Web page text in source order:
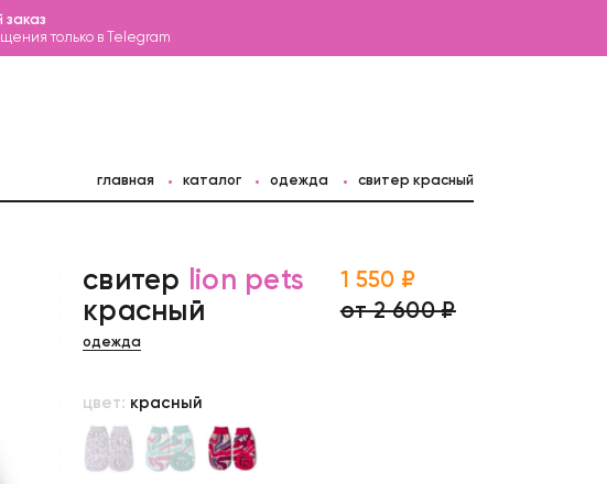
заказ
только в Telegram
главная каталог одежда свитер красный
свитер lion pets
красный
одежда
1 550 ₽
от 2 600 ₽
цвет: красный